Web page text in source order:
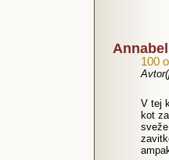
100
V tej
kot